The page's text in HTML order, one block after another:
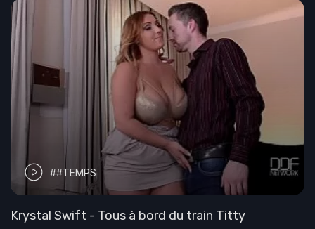
##TEMPS
Krystal Swift - Tous à bord du train Titty